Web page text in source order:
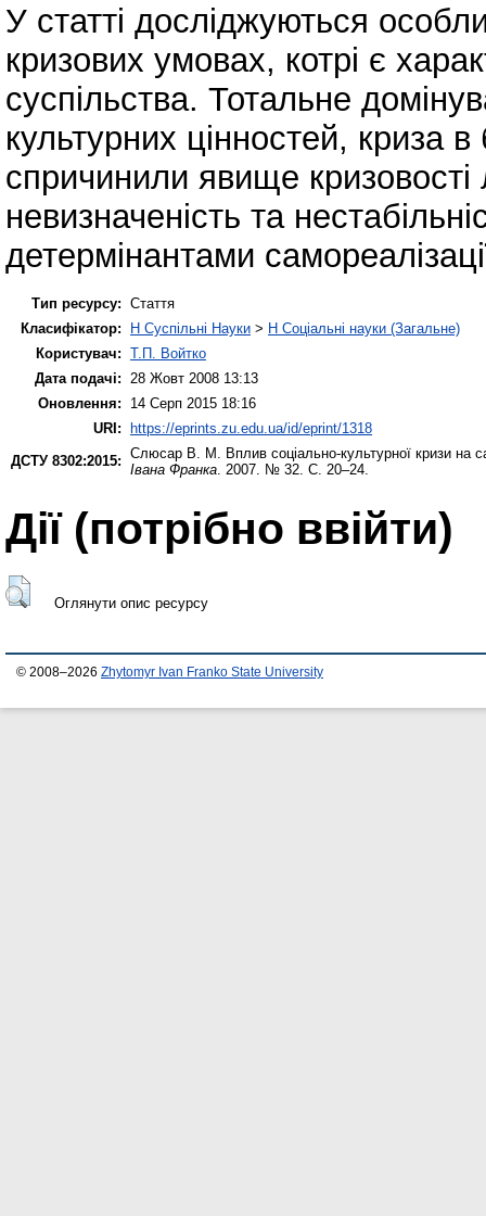
У статті досліджуються
кризових умовах, котрі є
суспільства. Тотальне
культурних цінностей, криза
спричинили явище кризовості
невизначеність та
детермінантами
Тип ресурсу: Стаття
Класифікатор:
H Суспільні Науки > H Соціальні науки (Загальне)
Користувач: Т.П. Войтко
Дата подачі:
28 Жовт 2008 13:13
Оновлення:
14 Серп 2015 18:16
URI: https://eprints.zu.edu.ua/id/eprint/1318
ДСТУ 8302:2015: Слюсар В. М.
Вплив соціально-культурної кризи на
Івана Франка . 2007. № 32. С. 20–24.
Дії ​​(потрібно ввійти)
Оглянути опис ресурсу
© 2008–2026 Zhytomyr Ivan Franko State University